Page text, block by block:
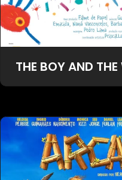
THE BOY AND THE